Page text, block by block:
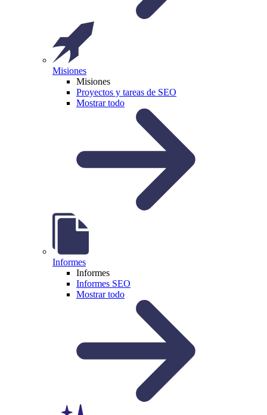
Misiones
Misiones
Proyectos y tareas de SEO
Mostrar todo
Informes
Informes
Informes SEO
Mostrar todo